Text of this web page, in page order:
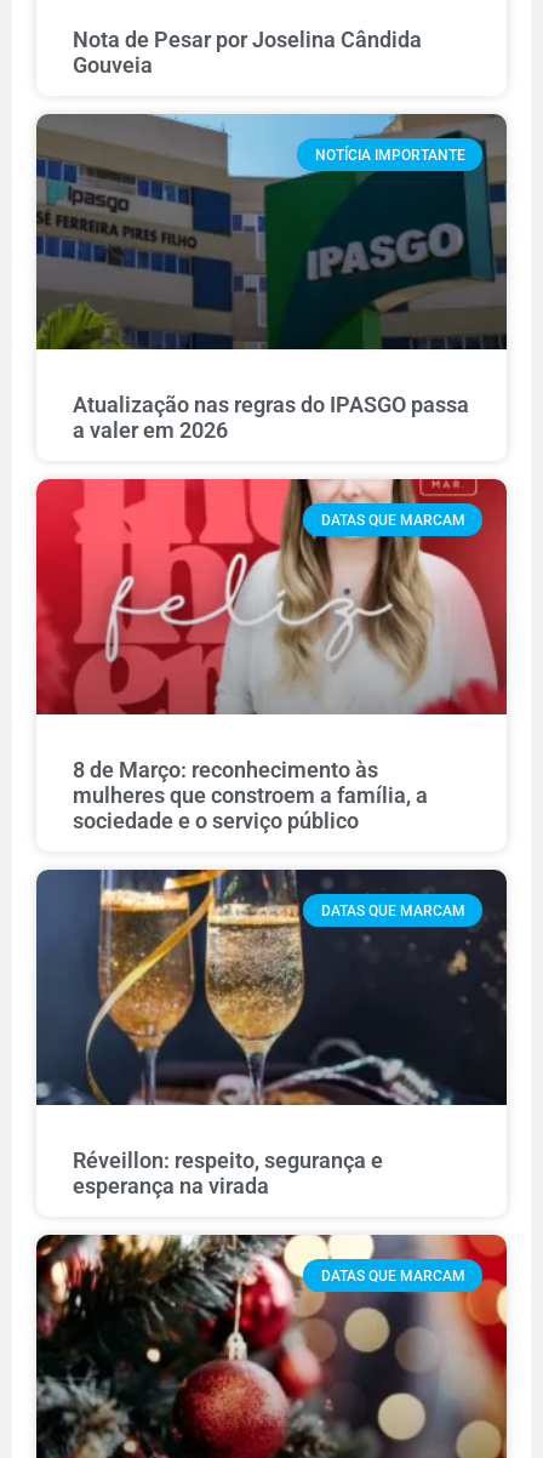
Nota de Pesar por Joselina Cândida
Gouveia
NOTÍCIA IMPORTANTE
Atualização nas regras do IPASGO passa
a valer em 2026
DATAS QUE MARCAM
8 de Março: reconhecimento às
mulheres que constroem a família, a
sociedade e o serviço público
DATAS QUE MARCAM
Réveillon: respeito, segurança e
esperança na virada
DATAS QUE MARCAM